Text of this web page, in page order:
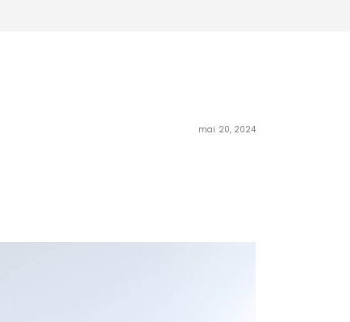
mai 20, 2024